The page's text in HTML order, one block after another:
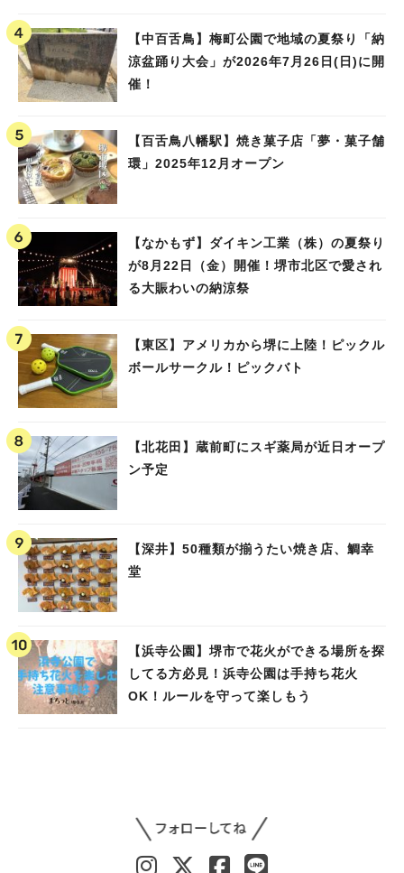
【中百舌鳥】梅町公園で地域の夏祭り「納
涼盆踊り大会」が2026年7月26日(日)に開
催！
【百舌鳥八幡駅】焼き菓子店「夢・菓子舗
環」2025年12月オープン
【なかもず】ダイキン工業（株）の夏祭り
が8月22日（金）開催！堺市北区で愛され
る大賑わいの納涼祭
【東区】アメリカから堺に上陸！ピックル
ボールサークル！ピックバト
【北花田】蔵前町にスギ薬局が近日オープ
ン予定
【深井】50種類が揃うたい焼き店、鯛幸
堂
【浜寺公園】堺市で花火ができる場所を探
してる方必見！浜寺公園は手持ち花火
OK！ルールを守って楽しもう